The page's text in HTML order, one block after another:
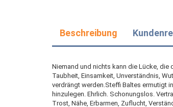
Beschreibung
Niemand und nichts kann die Lücke, die
Taubheit, Einsamkeit, Unverständnis,
verdrängt werden.Steffi Baltes ermutigt
hinzulegen. Ehrlich. Schonungslos.
Trost, Nähe, Erbarmen, Zuflucht,